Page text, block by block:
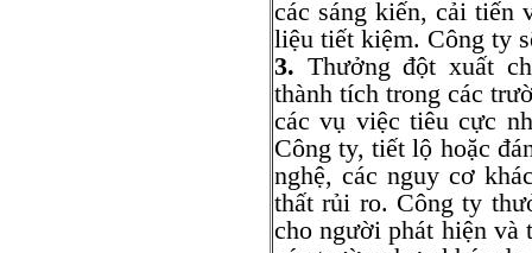
các sáng kiến, cải tiến
liệu tiết kiệm. Công ty
3. Thưởng đột xuất
thành tích trong các
các vụ việc tiêu cực
Công ty, tiết lộ hoặc
nghệ, các nguy cơ
thất rủi ro. Công ty
cho người phát hiện và